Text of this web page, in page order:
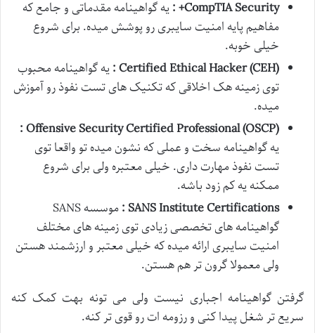
CompTIA Security+
:یه گواهینامه مقدماتی و جامع که
مفاهیم پایه امنیت سایبری رو پوشش میده. برای شروع
خیلی خوبه.
Certified Ethical Hacker (CEH)
:یه گواهینامه محبوب
توی زمینه هک اخلاقی که تکنیک های تست نفوذ رو آموزش
میده.
Offensive Security Certified Professional (OSCP)
:
یه گواهینامه سخت و عملی که نشون میده تو واقعا توی
تست نفوذ مهارت داری. خیلی معتبره ولی برای شروع
ممکنه یه کم زود باشه.
SANS Institute Certifications
:
موسسه SANS
گواهینامه های تخصصی زیادی توی زمینه های مختلف
امنیت سایبری ارائه میده که خیلی معتبر و ارزشمند هستن
ولی معمولا گرون تر هم هستن.
گرفتن گواهینامه اجباری نیست ولی می تونه بهت کمک کنه
سریع تر شغل پیدا کنی و رزومه ات رو قوی تر کنه.